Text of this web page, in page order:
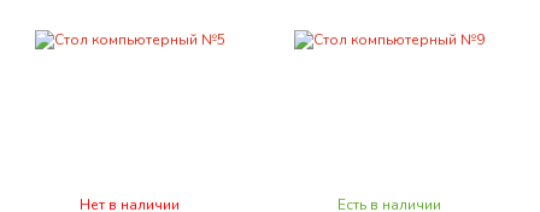
Нет в наличии Есть в наличии